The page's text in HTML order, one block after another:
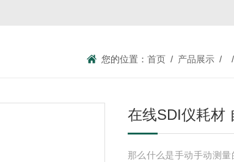
您的位置： 首页 / 产品展示 / /
在线SDI仪耗材
那么什么是手动手动测